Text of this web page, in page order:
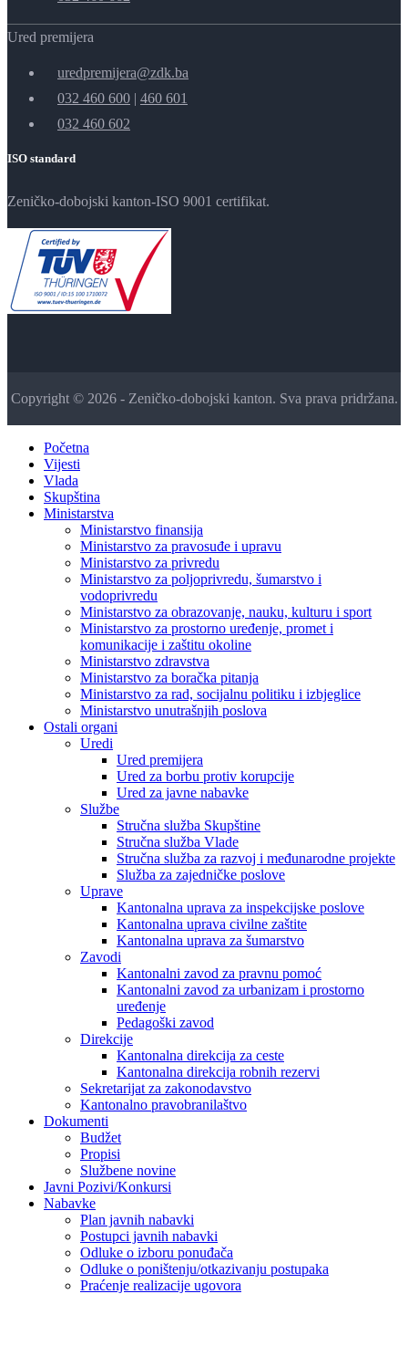
Ured premijera
uredpremijera@zdk.ba
032 460 600 | 460 601
032 460 602
ISO standard
Zeničko-dobojski kanton-ISO 9001 certifikat.
Copyright © 2026 - Zeničko-dobojski kanton. Sva prava pridržana.
Početna
Vijesti
Vlada
Skupština
Ministarstva
Ministarstvo finansija
Ministarstvo za pravosuđe i upravu
Ministarstvo za privredu
Ministarstvo za poljoprivredu, šumarstvo i
vodoprivredu
Ministarstvo za obrazovanje, nauku, kulturu i sport
Ministarstvo za prostorno uređenje, promet i
komunikacije i zaštitu okoline
Ministarstvo zdravstva
Ministarstvo za boračka pitanja
Ministarstvo za rad, socijalnu politiku i izbjeglice
Ministarstvo unutrašnjih poslova
Ostali organi
Uredi
Ured premijera
Ured za borbu protiv korupcije
Ured za javne nabavke
Službe
Stručna služba Skupštine
Stručna služba Vlade
Stručna služba za razvoj i međunarodne projekte
Služba za zajedničke poslove
Uprave
Kantonalna uprava za inspekcijske poslove
Kantonalna uprava civilne zaštite
Kantonalna uprava za šumarstvo
Zavodi
Kantonalni zavod za pravnu pomoć
Kantonalni zavod za urbanizam i prostorno
uređenje
Pedagoški zavod
Direkcije
Kantonalna direkcija za ceste
Kantonalna direkcija robnih rezervi
Sekretarijat za zakonodavstvo
Kantonalno pravobranilaštvo
Dokumenti
Budžet
Propisi
Službene novine
Javni Pozivi/Konkursi
Nabavke
Plan javnih nabavki
Postupci javnih nabavki
Odluke o izboru ponuđača
Odluke o poništenju/otkazivanju postupaka
Praćenje realizacije ugovora